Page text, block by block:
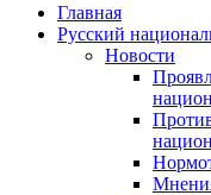
Главная
Русский
Новости